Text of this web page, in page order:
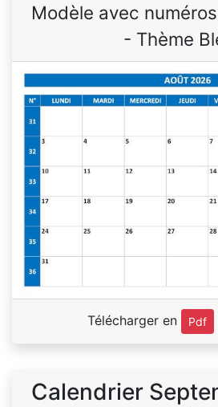
Modèle avec
- Thème
Télécharger en Pdf
Calendrier